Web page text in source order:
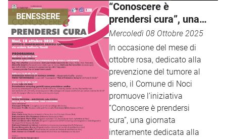
BENESSERE
“Conoscere è
prendersi cura”, una
giornata dedicata alla
prevenzione e al
benessere
Mercoledì 08 Ottobre 2025
In occasione del mese di
ottobre rosa, dedicato alla
prevenzione del tumore al
seno, il Comune di Noci
promuove l’iniziativa
“Conoscere è prendersi
cura”, una giornata
interamente dedicata alla